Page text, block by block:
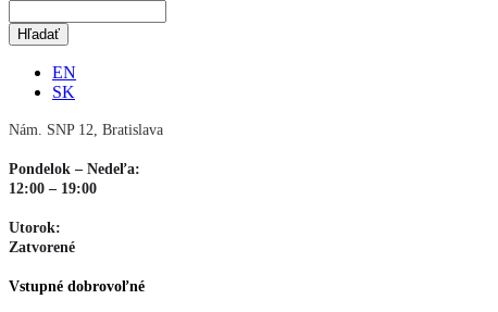
EN
SK
Nám. SNP 12, Bratislava
Pondelok – Nedeľa:
12:00 – 19:00
Utorok:
Zatvorené
Vstupné dobrovoľné